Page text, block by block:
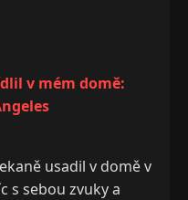
v mém domě:
usadil v domě v
s sebou zvuky a